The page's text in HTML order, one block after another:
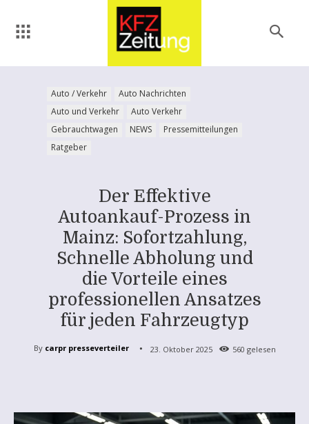
Auto / Verkehr
Auto Nachrichten
Auto und Verkehr
Auto Verkehr
Gebrauchtwagen
NEWS
Pressemitteilungen
Ratgeber
Der Effektive
Autoankauf-Prozess in
Mainz: Sofortzahlung,
Schnelle Abholung und
die Vorteile eines
professionellen Ansatzes
für jeden Fahrzeugtyp
By carpr presseverteiler 23. Oktober 2025 560 gelesen